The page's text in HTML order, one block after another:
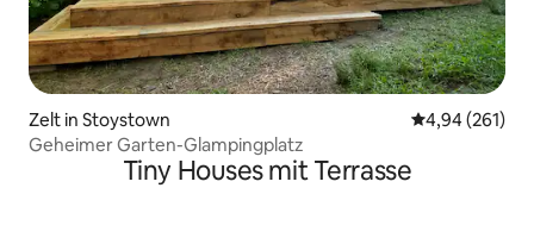
Zelt in Stoystown
4,94 (261)
Geheimer Garten-Glampingplatz
Tiny Houses mit Terrasse